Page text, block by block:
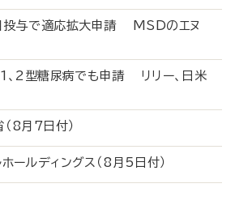
投与で適応拡大申請 MSDのエヌ
、2型糖尿病でも申請 リリー、日米
省（8月7日付）
ホールディングス（8月5日付）